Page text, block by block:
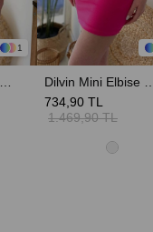
1
734,90 TL
1.469,90 TL